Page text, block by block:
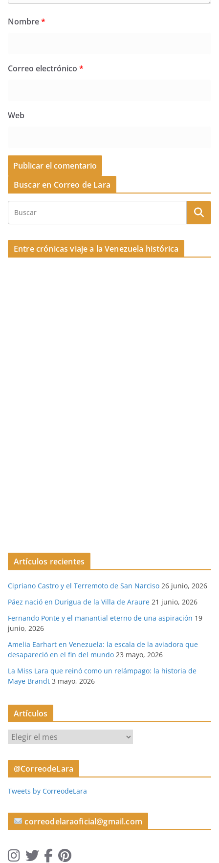
Nombre*
Correo electrónico *
Web
Buscar en Correo de Lara
Entre crónicas viaje a la Venezuela histórica
Artículos recientes
Cipriano Castro y el Terremoto de San Narciso 26 junio, 2026
Páez nació en Durigua de la Villa de Araure 21 junio, 2026
Fernando Ponte y el manantial eterno de una aspiración 19
junio, 2026
Amelia Earhart en Venezuela: la escala de la aviadora que
desapareció en el fin del mundo 23 mayo, 2026
La Miss Lara que reinó como un relámpago: la historia de
Maye Brandt 3 mayo, 2026
Artículos
r
t
u
s
@CorreodeLara
Tweets by CorreodeLara
correodelaraoficial@gmail.com